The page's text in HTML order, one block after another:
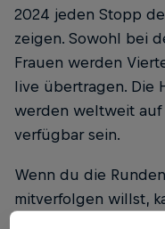
2024 jeden Stopp
zeigen. Sowohl bei
Frauen werden
live übertragen. Die
werden weltweit auf
verfügbar sein.
Wenn du die
mitverfolgen willst,